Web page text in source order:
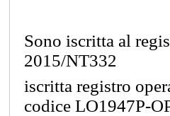
Sono iscritta al
2015/NT332
iscritta registro
codice LO1947P-